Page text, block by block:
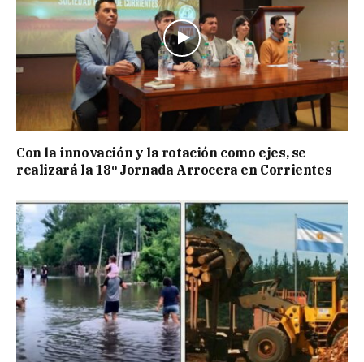
Con la innovación y la rotación como ejes, se
realizará la 18º Jornada Arrocera en Corrientes